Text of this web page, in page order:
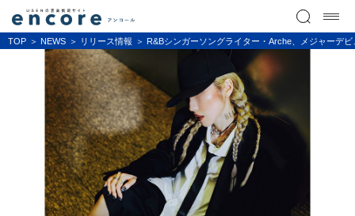
TOP NEWS リリース情報 R&Bシンガーソングライター・Arche、メジャーデ